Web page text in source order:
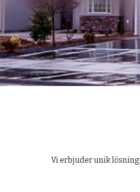
Vi erbjuder unik